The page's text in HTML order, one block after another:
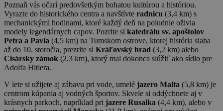
Poznaň vás očarí predovšetkým bohatou kultúrou a históriou.
Vyrazte do historického centra a navštívte radnicu (3,4 km) s
mechanickými hodinami, ktoré každý deň na poludnie oživia
modely legendárnych capov. Pozrite si katedrálu sv. apoštolov
Petra a Pavla (4,5 km) na Tumskom ostrove, ktorej história siaha
až do 10. storočia, prezrite si Kráľovský hrad (3,2 km) alebo
Cisársky zámok (2,3 km), ktorý mal dokonca slúžiť ako sídlo pre
Adolfa Hitlera.
V lete si užijete aj zábavu pri vode, umelé jazero Malta (5,8 km) je
centrom kúpania aj vodných športov. Skvele si oddýchnete aj v
krásnych parkoch, napríklad pri jazere Rusalka (4,4 km), alebo v